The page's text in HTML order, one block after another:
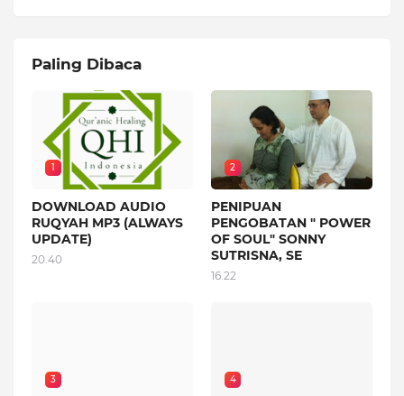
Paling Dibaca
1
DOWNLOAD AUDIO
RUQYAH MP3 (ALWAYS
UPDATE)
20.40
2
PENIPUAN
PENGOBATAN " POWER
OF SOUL" SONNY
SUTRISNA, SE
16.22
3 4